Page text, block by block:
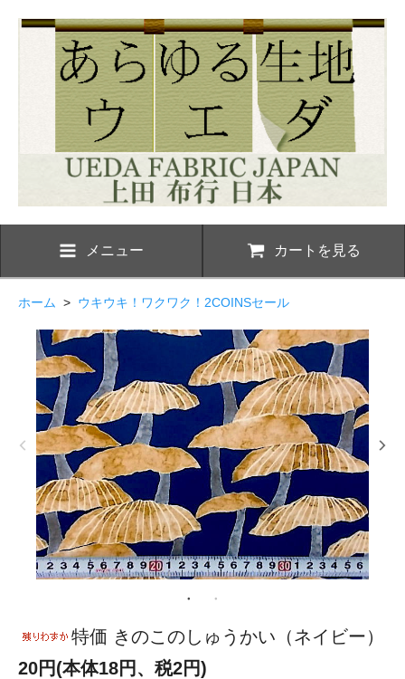
メニュー カートを見る
ホーム > ウキウキ！ワクワク！2COINSセール
特価 きのこのしゅうかい（ネイビー）
20円(本体18円、税2円)